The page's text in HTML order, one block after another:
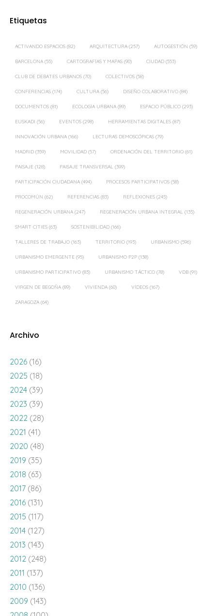
Etiquetas
ACTIVANDO ESPACIOS (82) ARQUITECTURA (257) AUTOGESTIÓN (59)
BARCELONA (55) CARTOGRAFÍAS Y MAPAS (90) CIUDAD (553)
CLUB DE DEBATES URBANOS (70) COLECTIVOS (58)
CONFERENCIAS (174) CULTURA (56) DISEÑO COLABORATIVO (84)
DOCUMENTOS (81) ECOLOGÍA URBANA (89) ESPACIO PÚBLICO (293)
EUSKADI (56) EVENTOS (298) HERRAMIENTAS DIGITALES (87)
INNOVACIÓN URBANA (166) LECTURAS DEMOSCÓPICAS (79)
MADRID (359) MOVILIDAD (57) ORDENACIÓN DEL TERRITORIO (61)
PAISAJE (128) PAISAJE TRANSVERSAL (399)
PARTICIPACIÓN CIUDADANA (494) PROCESOS PARTICIPATIVOS (58)
PROCOMÚN (62) REFERENCIAS (83) REFLEXIONES (245)
REGENERACIÓN URBANA (247) REGENERACIÓN URBANA INTEGRAL (135)
SMART CITIES (63) SOSTENIBILIDAD (166)
TALLERES DE TRABAJO (163) TERRITORIO (193) URBANISMO (596)
URBANISMO EMERGENTE (95) URBANISMO P2P (138)
URBANISMO PARTICIPATIVO (83) URBANISMO TÁCTICO (78) VDB (91)
VIRGEN DE BEGOÑA (89) VIVIENDA (60) VÍDEOS (167)
ZARAGOZA (64)
Archivo
2026 (16)
2025 (18)
2024 (39)
2023 (39)
2022 (28)
2021 (41)
2020 (48)
2019 (35)
2018 (63)
2017 (86)
2016 (131)
2015 (117)
2014 (127)
2013 (143)
2012 (248)
2011 (137)
2010 (136)
2009 (143)